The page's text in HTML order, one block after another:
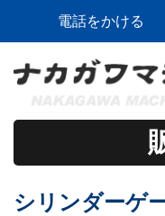
電話をかける
シリンダーゲ